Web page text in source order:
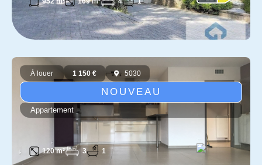
À louer 1 150 € 5030
NOUVEAU
Appartement
120 m² 3 1